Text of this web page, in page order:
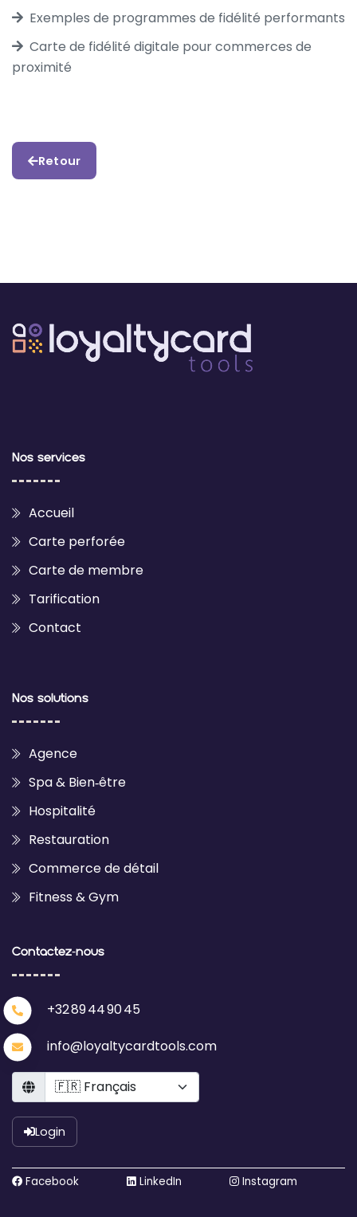
Exemples de programmes de fidélité performants
Carte de fidélité digitale pour commerces de
proximité
Retour
Nos services
Accueil
Carte perforée
Carte de membre
Tarification
Contact
Nos solutions
Agence
Spa & Bien‑être
Hospitalité
Restauration
Commerce de détail
Fitness & Gym
Contactez‑nous
+32 89 44 90 45
info@loyaltycardtools.com
Language
Login
Facebook LinkedIn Instagram